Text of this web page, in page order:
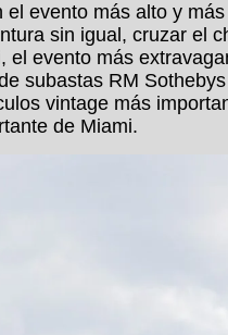
el evento más alto y
sin igual, cruzar el
, el evento más
subastas RM
vintage más
de Miami.